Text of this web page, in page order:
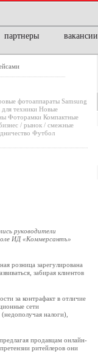
партнеры вакансии
фотоаппараты Samsung
техники Новые
Фоторамки Компактные
/ рынок / смежные
Футбол
руководители
ИД «Коммерсантъ»
розница зарегулирована
забирая клиентов
за контрафакт в отличие
сети
налоги),
продавцам онлайн-
ритейлеров они